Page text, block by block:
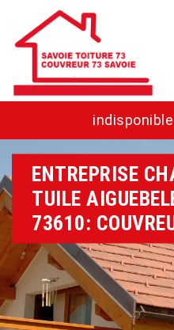
indisponible
ENTREPRISE
TUILE
73610: